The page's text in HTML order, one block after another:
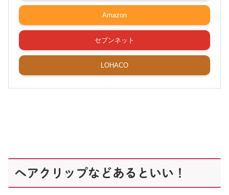
Amazon
セブンネット
LOHACO
ヘアクリップなどあるといい！